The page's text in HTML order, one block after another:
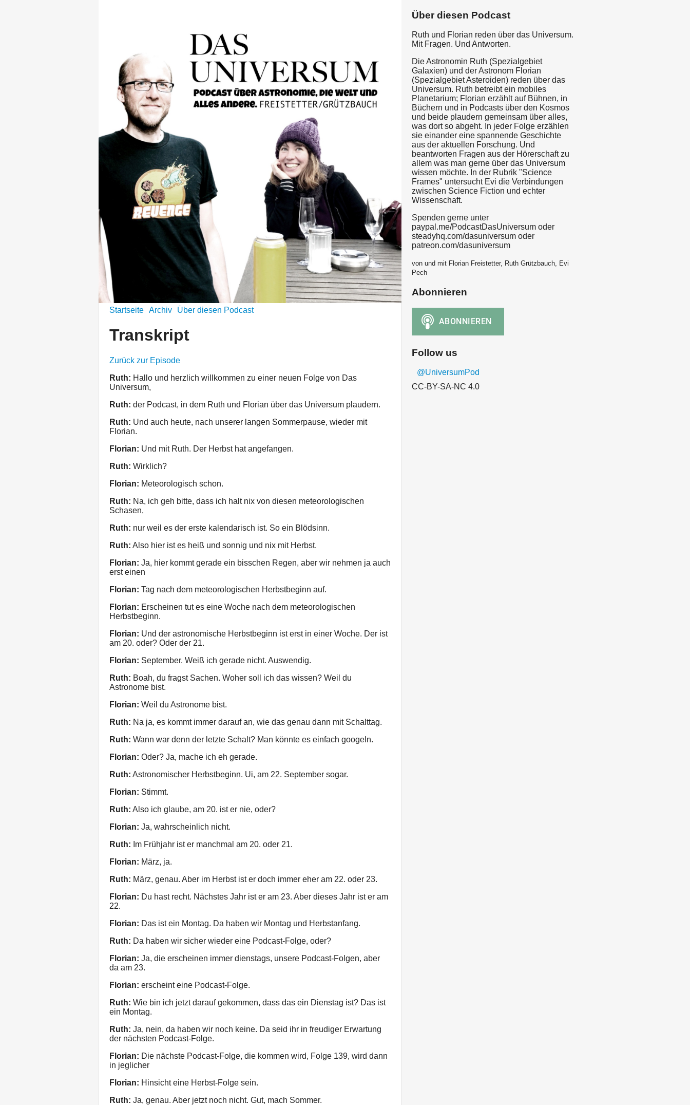
Startseite Archiv Über diesen Podcast
Transkript
Zurück zur Episode
Ruth: Hallo und herzlich willkommen zu einer neuen Folge von Das
Universum,
Ruth: der Podcast, in dem Ruth und Florian über das Universum plaudern.
Ruth: Und auch heute, nach unserer langen Sommerpause, wieder mit
Florian.
Florian: Und mit Ruth. Der Herbst hat angefangen.
Ruth: Wirklich?
Florian: Meteorologisch schon.
Ruth: Na, ich geh bitte, dass ich halt nix von diesen meteorologischen
Schasen,
Ruth: nur weil es der erste kalendarisch ist. So ein Blödsinn.
Ruth: Also hier ist es heiß und sonnig und nix mit Herbst.
Florian: Ja, hier kommt gerade ein bisschen Regen, aber wir nehmen ja auch
erst einen
Florian: Tag nach dem meteorologischen Herbstbeginn auf.
Florian: Erscheinen tut es eine Woche nach dem meteorologischen
Herbstbeginn.
Florian: Und der astronomische Herbstbeginn ist erst in einer Woche. Der ist
am 20. oder? Oder der 21.
Florian: September. Weiß ich gerade nicht. Auswendig.
Ruth: Boah, du fragst Sachen. Woher soll ich das wissen? Weil du
Astronome bist.
Florian: Weil du Astronome bist.
Ruth: Na ja, es kommt immer darauf an, wie das genau dann mit Schalttag.
Ruth: Wann war denn der letzte Schalt? Man könnte es einfach googeln.
Florian: Oder? Ja, mache ich eh gerade.
Ruth: Astronomischer Herbstbeginn. Ui, am 22. September sogar.
Florian: Stimmt.
Ruth: Also ich glaube, am 20. ist er nie, oder?
Florian: Ja, wahrscheinlich nicht.
Ruth: Im Frühjahr ist er manchmal am 20. oder 21.
Florian: März, ja.
Ruth: März, genau. Aber im Herbst ist er doch immer eher am 22. oder 23.
Florian: Du hast recht. Nächstes Jahr ist er am 23. Aber dieses Jahr ist er am
22.
Florian: Das ist ein Montag. Da haben wir Montag und Herbstanfang.
Ruth: Da haben wir sicher wieder eine Podcast-Folge, oder?
Florian: Ja, die erscheinen immer dienstags, unsere Podcast-Folgen, aber
da am 23.
Florian: erscheint eine Podcast-Folge.
Ruth: Wie bin ich jetzt darauf gekommen, dass das ein Dienstag ist? Das ist
ein Montag.
Ruth: Ja, nein, da haben wir noch keine. Da seid ihr in freudiger Erwartung
der nächsten Podcast-Folge.
Florian: Die nächste Podcast-Folge, die kommen wird, Folge 139, wird dann
in jeglicher
Florian: Hinsicht eine Herbst-Folge sein.
Ruth: Ja, genau. Aber jetzt noch nicht. Gut, mach Sommer.
Über diesen Podcast
Ruth und Florian reden über das Universum.
Mit Fragen. Und Antworten.
Die Astronomin Ruth (Spezialgebiet
Galaxien) und der Astronom Florian
(Spezialgebiet Asteroiden) reden über das
Universum. Ruth betreibt ein mobiles
Planetarium; Florian erzählt auf Bühnen, in
Büchern und in Podcasts über den Kosmos
und beide plaudern gemeinsam über alles,
was dort so abgeht. In jeder Folge erzählen
sie einander eine spannende Geschichte
aus der aktuellen Forschung. Und
beantworten Fragen aus der Hörerschaft zu
allem was man gerne über das Universum
wissen möchte. In der Rubrik "Science
Frames" untersucht Evi die Verbindungen
zwischen Science Fiction und echter
Wissenschaft.
Spenden gerne unter
paypal.me/PodcastDasUniversum oder
steadyhq.com/dasuniversum oder
patreon.com/dasuniversum
von und mit Florian Freistetter, Ruth Grützbauch, Evi
Pech
Abonnieren
Follow us
@UniversumPod
CC-BY-SA-NC 4.0